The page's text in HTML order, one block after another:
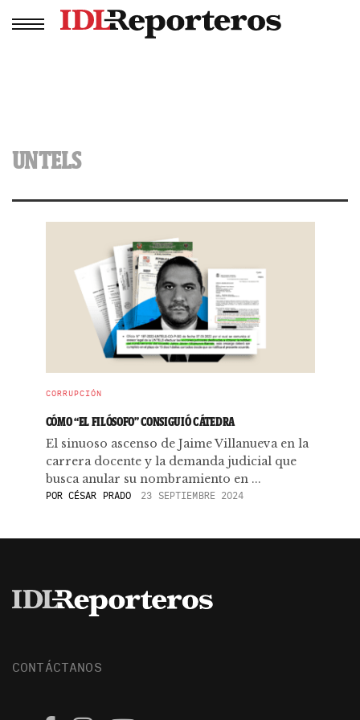
UNTELS
CORRUPCIÓN
CÓMO “EL FILÓSOFO” CONSIGUIÓ CÁTEDRA
El sinuoso ascenso de Jaime Villanueva en la
carrera docente y la demanda judicial que
busca anular su nombramiento en ...
POR CÉSAR PRADO 23 SEPTIEMBRE 2024
CONTÁCTANOS